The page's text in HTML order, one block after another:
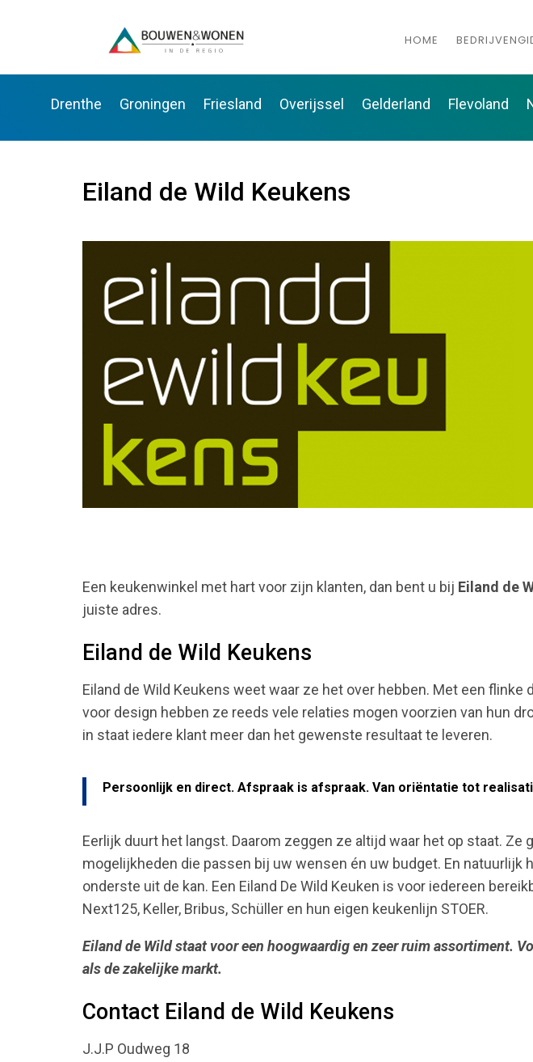
HOME
Drenthe Groningen Friesland Overijssel Gelderland Flevoland
Eiland de Wild Keukens
Een keukenwinkel met hart voor zijn klanten, dan bent u bij Eiland de
juiste adres.
Eiland de Wild Keukens
Eiland de Wild Keukens weet waar ze het over hebben. Met een flinke
voor design hebben ze reeds vele relaties mogen voorzien van hun
in staat iedere klant meer dan het gewenste resultaat te leveren.
Persoonlijk en direct. Afspraak is afspraak. Van oriëntatie tot
Eerlijk duurt het langst. Daarom zeggen ze altijd waar het op staat. Ze
mogelijkheden die passen bij uw wensen én uw budget. En natuurlijk
onderste uit de kan. Een Eiland De Wild Keuken is voor iedereen
Next125, Keller, Bribus, Schüller en hun eigen keukenlijn STOER.
Eiland de Wild staat voor een hoogwaardig en zeer ruim assortiment.
als de zakelijke markt.
Contact Eiland de Wild Keukens
J.J.P Oudweg 18